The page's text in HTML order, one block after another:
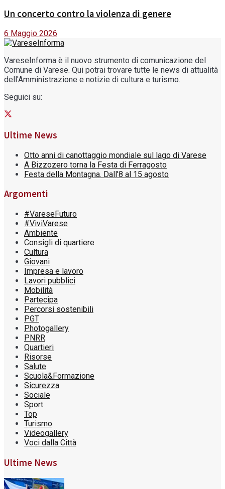
Un concerto contro la violenza di genere
6 Maggio 2026
VareseInforma è il nuovo strumento di comunicazione del
Comune di Varese. Qui potrai trovare tutte le news di attualità
dell'Amministrazione e notizie di cultura e turismo.
Seguici su:
Ultime News
Otto anni di canottaggio mondiale sul lago di Varese
A Bizzozero torna la Festa di Ferragosto
Festa della Montagna. Dall’8 al 15 agosto
Argomenti
#VareseFuturo
#ViviVarese
Ambiente
Consigli di quartiere
Cultura
Giovani
Impresa e lavoro
Lavori pubblici
Mobilità
Partecipa
Percorsi sostenibili
PGT
Photogallery
PNRR
Quartieri
Risorse
Salute
Scuola&Formazione
Sicurezza
Sociale
Sport
Top
Turismo
Videogallery
Voci dalla Città
Ultime News